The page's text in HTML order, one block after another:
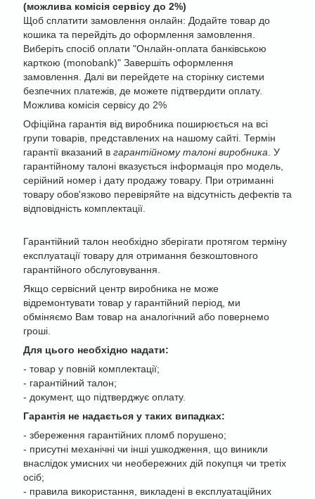
(можлива комісія сервісу до 2%)
Щоб сплатити замовлення онлайн: Додайте товар до
кошика та перейдіть до оформлення замовлення.
Виберіть спосіб оплати "Онлайн-оплата банківською
карткою (monobank)" Завершіть оформлення
замовлення. Далі ви перейдете на сторінку системи
безпечних платежів, де можете підтвердити оплату.
Можлива комісія сервісу до 2%
Офіційна гарантія від виробника поширюється на всі
групи товарів, представлених на нашому сайті. Термін
гарантії вказаний в гарантійному талоні виробника. У
гарантійному талоні вказується інформація про модель,
серійний номер і дату продажу товару. При отриманні
товару обов'язково перевіряйте на відсутність дефектів та
відповідність комплектації.
Гарантійний талон необхідно зберігати протягом терміну
експлуатації товару для отримання безкоштовного
гарантійного обслуговування.
Якщо сервісний центр виробника не може
відремонтувати товар у гарантійний період, ми
обміняємо Вам товар на аналогічний або повернемо
гроші.
Для цього необхідно надати:
- товар у повній комплектації;
- гарантійний талон;
- документ, що підтверджує оплату.
Гарантія не надається у таких випадках:
- збереження гарантійних пломб порушено;
- присутні механічні чи інші ушкодження, що виникли
внаслідок умисних чи необережних дій покупця чи третіх
осіб;
- правила використання, викладені в експлуатаційних